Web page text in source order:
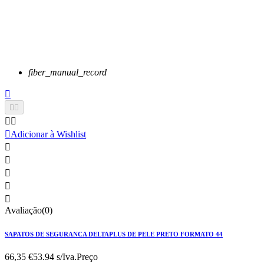
fiber_manual_record


 
Adicionar à Wishlist





Avaliação(0)
SAPATOS DE SEGURANCA DELTAPLUS DE PELE PRETO FORMATO 44
66,35 €53.94 s/Iva.Preço